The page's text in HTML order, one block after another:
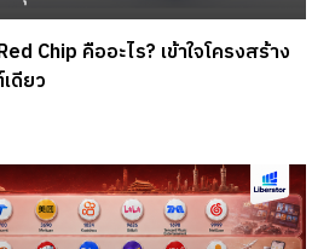
Chip คืออะไร? เข้าใจโครงสร้าง
ดียว